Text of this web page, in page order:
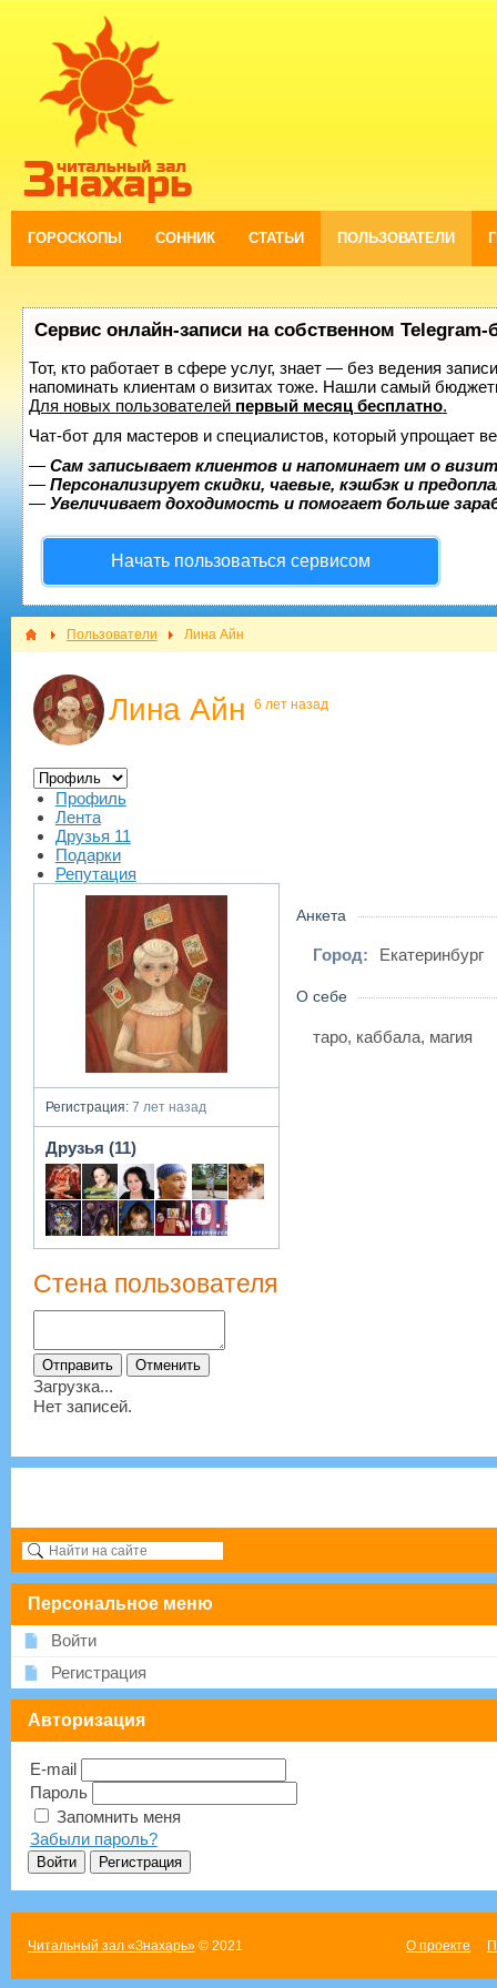
ГОРОСКОПЫ СОННИК СТАТЬИ ПОЛЬЗОВАТЕЛИ
Сервис онлайн-записи на собственном Telegram-
Тот, кто работает в сфере услуг, знает — без ведения
напоминать клиентам о визитах тоже. Нашли самый
Для новых пользователей первый месяц бесплатно.
Чат-бот для мастеров и специалистов, который упрощает
— Сам записывает клиентов и напоминает им о
— Персонализирует скидки, чаевые, кэшбэк и
— Увеличивает доходимость и помогает больше
Начать пользоваться сервисом
Пользователи Лина Айн
Лина Айн 6 лет назад
Профиль
Лента
Друзья 11
Подарки
Репутация
Регистрация:7 лет назад
Друзья (11)
Анкета
Город: Екатеринбург
О себе
таро, каббала, магия
Стена пользователя
Загрузка...
Нет записей.
Персональное меню
Войти
Регистрация
Авторизация
E-mail
Пароль
Запомнить меня
Забыли пароль?
Читальный зал «Знахарь»© 2021 О проекте